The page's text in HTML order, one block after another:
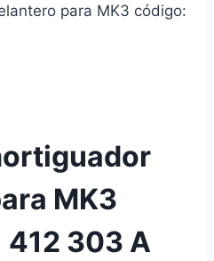
para MK3 código:
MK3
412 303 A